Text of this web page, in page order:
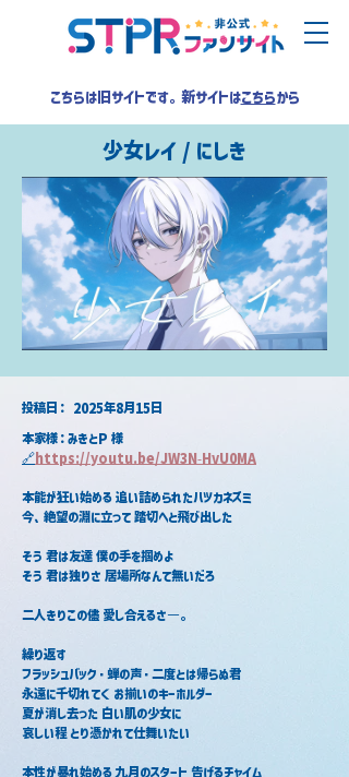
こちらは旧サイトです。新サイトはこちらから
少女レイ / にしき
2025年8月15日
​投稿日：
本家様：みきとP 様
🔗https://youtu.be/JW3N-HvU0MA
本能が狂い始める 追い詰められたハツカネズミ
今、絶望の淵に立って 踏切へと飛び出した
そう 君は友達 僕の手を掴めよ
そう 君は独りさ 居場所なんて無いだろ
二人きりこの儘 愛し合えるさ―。
繰り返す
フラッシュバック・蝉の声・二度とは帰らぬ君
永遠に千切れてく お揃いのキーホルダー
夏が消し去った 白い肌の少女に
哀しい程 とり憑かれて仕舞いたい
本性が暴れ始める 九月のスタート 告げるチャイム